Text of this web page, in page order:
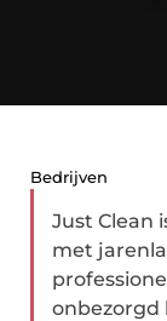
Bedrijven
Just Clean
met
onbezorgd